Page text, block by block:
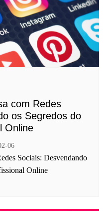
com Redes
os Segredos do
Online
06
Sociais: Desvendando
Online